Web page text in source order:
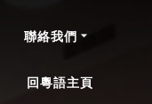
聯絡我們
回粵語主頁